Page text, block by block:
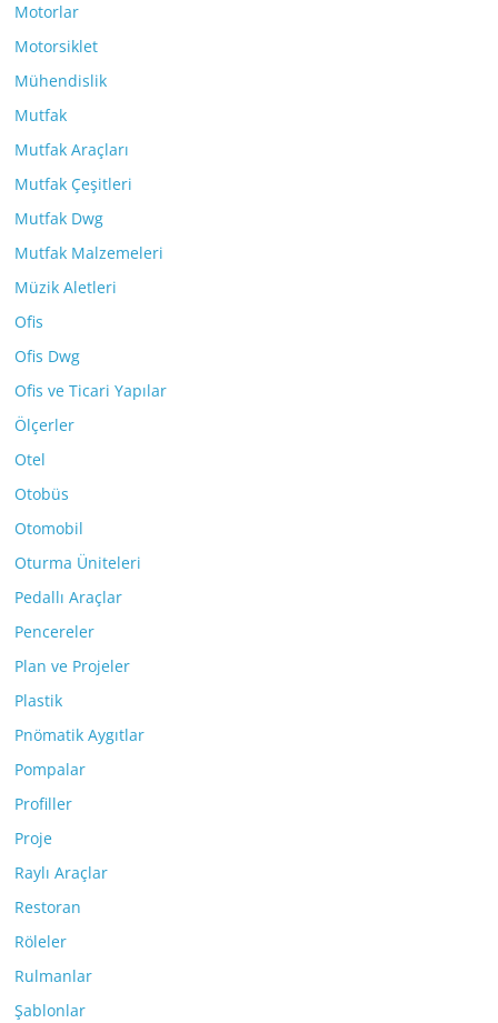
Motorlar
Motorsiklet
Mühendislik
Mutfak
Mutfak Araçları
Mutfak Çeşitleri
Mutfak Dwg
Mutfak Malzemeleri
Müzik Aletleri
Ofis
Ofis Dwg
Ofis ve Ticari Yapılar
Ölçerler
Otel
Otobüs
Otomobil
Oturma Üniteleri
Pedallı Araçlar
Pencereler
Plan ve Projeler
Plastik
Pnömatik Aygıtlar
Pompalar
Profiller
Proje
Raylı Araçlar
Restoran
Röleler
Rulmanlar
Şablonlar